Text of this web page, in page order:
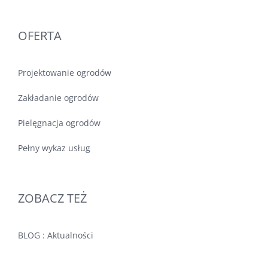
OFERTA
Projektowanie ogrodów
Zakładanie ogrodów
Pielęgnacja ogrodów
Pełny wykaz usług
ZOBACZ TEŻ
BLOG : Aktualności